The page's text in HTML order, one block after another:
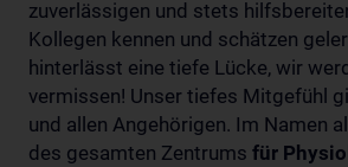
zuverlässigen und stets
Kollegen kennen und schätzen
hinterlässt eine tiefe Lücke, wir
vermissen! Unser tiefes Mitgefühl
und allen Angehörigen. Im Namen
des gesamten Zentrums für